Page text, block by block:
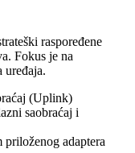
raspoređene
Fokus je na
uređaja.
(Uplink)
saobraćaj i
priloženog adaptera